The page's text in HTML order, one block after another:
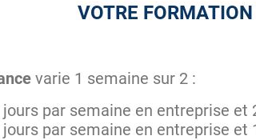
VOTRE
varie 1 semaine sur 2 :
par semaine en entreprise et
par semaine en entreprise et